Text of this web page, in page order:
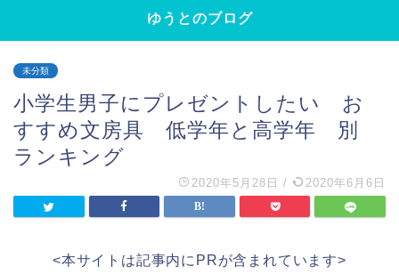
ゆうとのブログ
未分類
小学生男子にプレゼントしたい お
すすめ文房具 低学年と高学年 別
ランキング
2020年5月28日 / 2020年6月6日
<本サイトは記事内にPRが含まれています>